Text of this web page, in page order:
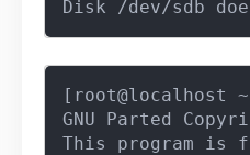
[root@localhost
GNU Parted
This program is